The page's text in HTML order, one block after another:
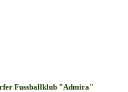
Fussballklub "Admira"